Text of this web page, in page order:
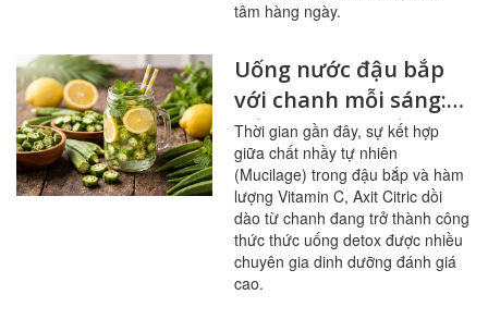
tâm hàng ngày.
Uống nước đậu bắp
với chanh mỗi sáng:
bổ mạch máu, ổn
đường huyết
Thời gian gần đây, sự kết hợp
giữa chất nhầy tự nhiên
(Mucilage) trong đậu bắp và hàm
lượng Vitamin C, Axit Citric dồi
dào từ chanh đang trở thành công
thức thức uống detox được nhiều
chuyên gia dinh dưỡng đánh giá
cao.